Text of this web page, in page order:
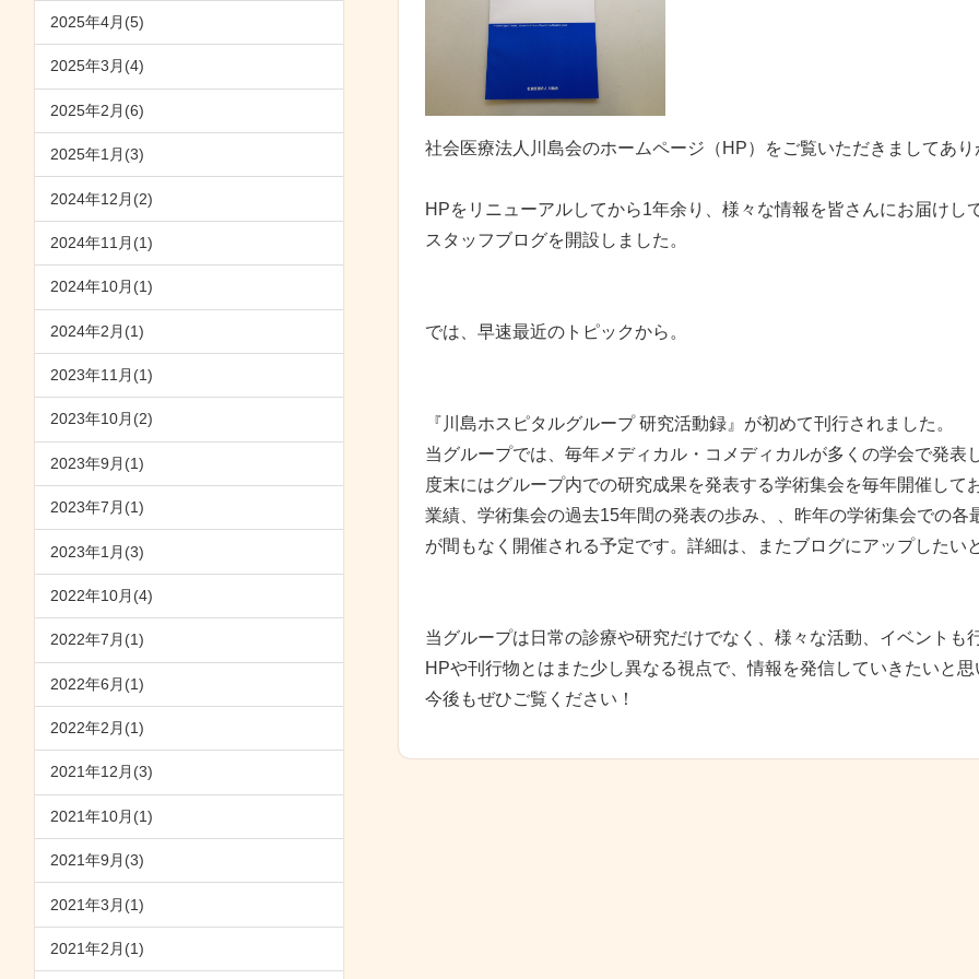
2025年4月(5)
2025年3月(4)
2025年2月(6)
2025年1月(3)
2024年12月(2)
2024年11月(1)
2024年10月(1)
2024年2月(1)
2023年11月(1)
2023年10月(2)
2023年9月(1)
2023年7月(1)
2023年1月(3)
2022年10月(4)
2022年7月(1)
2022年6月(1)
2022年2月(1)
2021年12月(3)
2021年10月(1)
2021年9月(3)
2021年3月(1)
2021年2月(1)
社会医療法人川島会のホームページ（HP）をご覧いただきましてあ
HPをリニューアルしてから1年余り、様々な情報を皆さんにお届けし
スタッフブログを開設しました。
では、早速最近のトピックから。
『川島ホスピタルグループ 研究活動録』が初めて刊行されました。
当グループでは、毎年メディカル・コメディカルが多くの学会で発
度末にはグループ内での研究成果を発表する学術集会を毎年開催し
業績、学術集会の過去15年間の発表の歩み、、昨年の学術集会での
が間もなく開催される予定です。詳細は、またブログにアップしたい
当グループは日常の診療や研究だけでなく、様々な活動、イベントも
HPや刊行物とはまた少し異なる視点で、情報を発信していきたいと
今後もぜひご覧ください！